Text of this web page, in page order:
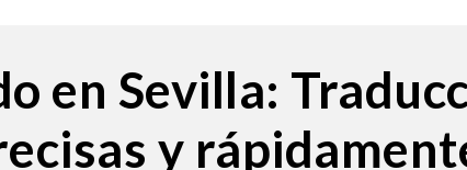
en Sevilla:
y